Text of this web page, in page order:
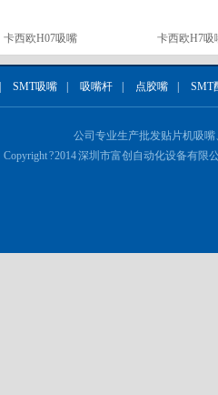
卡西欧H07吸嘴 卡西欧H7吸
SMT吸嘴 吸嘴杆 点胶嘴 SMT
公司专业生产批发贴片机吸嘴
Copyright ? 2014 深圳市富创自动化设备有限